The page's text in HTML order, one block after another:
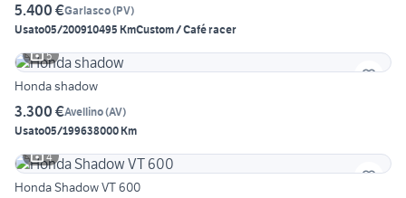
5.400 €Garlasco(PV)
Usato05/200910495 KmCustom / Café racer
5
Honda shadow
3.300 €Avellino(AV)
Usato05/199638000 Km
4
Honda Shadow VT 600